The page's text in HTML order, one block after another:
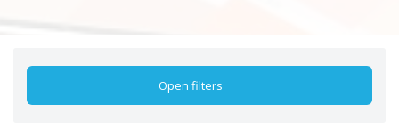
Open filters